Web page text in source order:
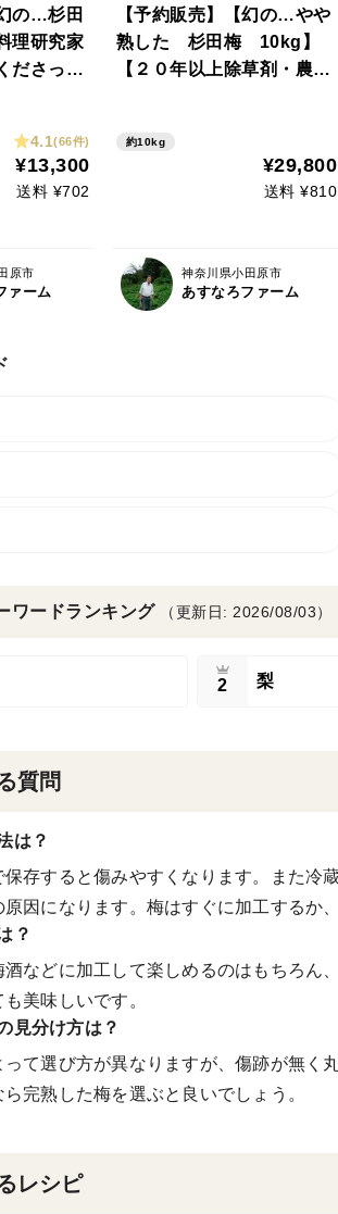
の…杉田
理研究家
ださって
4.1(66件)
¥13,300
送料 ¥702
原市
ァーム
【予約販売】【幻の…やや
熟した 杉田梅 10kg】
【２０年以上除草剤・農薬
堆肥、草木灰、米ぬか、化
学肥料は一切使わず。】
約10kg
¥29,800
送料 ¥810
神奈川県小田原市
あすなろファーム
ワードランキング （更新日: 2026/08/03）
2 梨
質問
は？
存すると傷みやすくなります。また冷
因になります。梅はすぐに加工するか
？
などに加工して楽しめるのはもちろん
美味しいです。
見分け方は？
て選び方が異なりますが、傷跡が無く
完熟した梅を選ぶと良いでしょう。
レシピ